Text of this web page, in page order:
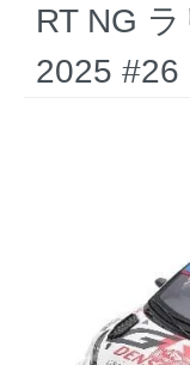
RT NG
2025 #26